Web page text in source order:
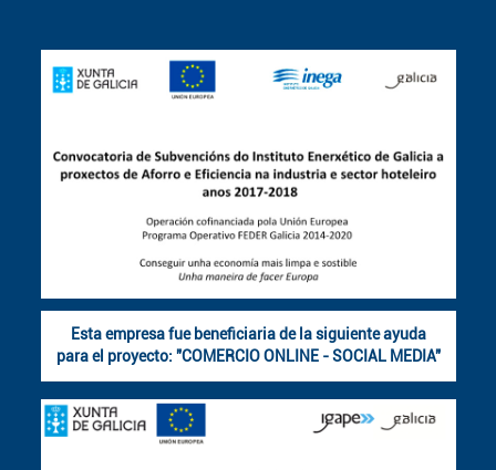
Esta empresa fue beneficiaria de la siguiente ayuda
para el proyecto: "COMERCIO ONLINE - SOCIAL MEDIA"